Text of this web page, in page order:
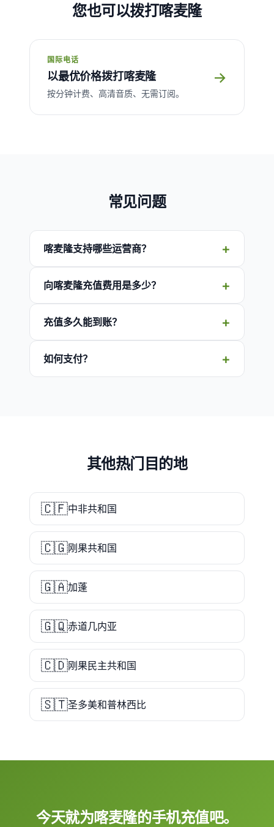
您也可以拨打喀麦隆
国际电话
以最优价格拨打喀麦隆
按分钟计费、高清音质、无需订阅。
→
常见问题
喀麦隆支持哪些运营商？
向喀麦隆充值费用是多少？
充值多久能到账？
如何支付？
其他热门目的地
🇨🇫中非共和国
🇨🇬刚果共和国
🇬🇦加蓬
🇬🇶赤道几内亚
🇨🇩刚果民主共和国
🇸🇹圣多美和普林西比
今天就为喀麦隆的手机充值吧。